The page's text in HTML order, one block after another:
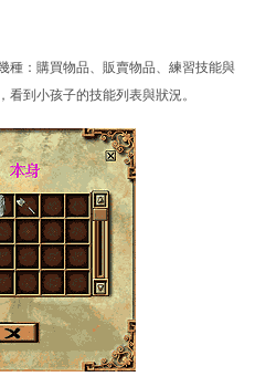
種：購買物品、販賣物品、練習技能與
到小孩子的技能列表與狀況。